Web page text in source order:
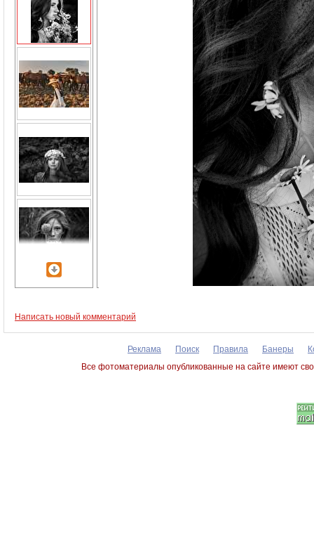
Написать новый комментарий
Реклама Поиск Правила Банеры
Все фотоматериалы опубликованные на сайте имеют